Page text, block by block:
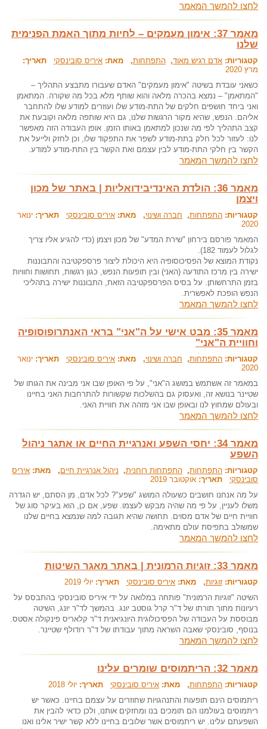
לחצו להמשך המאמר
מאמר 37: אימון מעמקים – לחיות מתוך האמת הפנימית
שלנו
קטגוריות: אדם רגיש מאוד, התפתחות, מאת: איריס סובינסקי תאריך:
מרץ 2020
כשאני עובדת בשיטה "אימון מעמקים" האדם שעבורו מתבצע התהליך –
"המתאמן" – נמצא בהכרה מלאה והוא שותף מלא בכל מה שקורה. המתאמן
ואני ביחד חושפים חלקים של התת-מודע שלו ועוזרים למודע שלו להתחבר
אליהם. הנפש, שהיא מקור הרגשות שלנו, גם היא שותפה מלאה וקובעת את
קצב התהליך לפי מה שנכון למתאמן באותו הזמן. אופן העבודה הזה מאפשר
לנו: לעזור לכל חלק בתת-מודע לשפר את התפקוד שלו, וכן לחזק ולייעל את
הקשר בין חלקי התת-מודע לבין עצמם ואת הקשר בין התת-מודע למודע.
לחצו להמשך המאמר
מאמר 36: הולדת האינדיבידואליות | באתר של מכון
ויצמן
קטגוריות: התפתחות, חברה ושינוי, מאת: איריס סובינסקי תאריך: ינואר
2020
המאמר פורסם בירחון "שירת המדע" של מכון ויצמן (כדי להגיע אליו צריך
לגלול לעמוד 182).
נקודת המוצא של הפסיכוסופיה היא היכולת ליצור פרספקטיבה והתבוננות
ישירה בין מרכז התודﬠה (האני) ובין תופﬠות הנפש, כגון רגשות, תחושות וחוויות
בזמן התרחשותן. ﬠל בסיס הפרספקטיבה הזאת, התבוננות ישירה בתהליכי
הנפש הופכת לאפשרית.
לחצו להמשך המאמר
מאמר 35: מבט אישי על ה"אני" בראי האנתרופוסופיה
וחוויית ה"אני"
קטגוריות: התפתחות, חברה ושינוי, מאת: איריס סובינסקי תאריך: ינואר
2020
במאמר זה אשתמש במושג ה"אני", על פי האופן שבו אני מבינה את הגותו של
שטיינר בנושא זה, ואעסוק גם בהשלכות שקשורות להתרחבות האני בחיינו
ובעולם שמחוץ לנו ובאופן שבו אני מזהה את חוויית האני.
לחצו להמשך המאמר
מאמר 34: יחסי השפע ואנרגיית החיים או אתגר ניהול
השפע
קטגוריות: התפתחות, התפתחות רוחנית, ניהול אנרגיית חיים, מאת: איריס
סובינסקי תאריך: אוקטובר 2019
על מה אנחנו חושבים כשעולה המושג "שפע"? לכל אדם, מן הסתם, יש הגדרה
משלו לעניין, על פי מה שהיה מבקש לעצמו. שפע, אם כן, הוא בעיקר סוג של
חוויית חיים של אדם מסוים. תחושה שהיא תגובה למה שנמצא בחיים שלנו
שמשולב בתפיסת עולם מתאימה.
לחצו להמשך המאמר
מאמר 33: זוגיות הרמונית | באתר מאגר השיטות
קטגוריות: זוגיות, מאת: איריס סובינסקי תאריך: יולי 2019
השיטה "זוגיות הרמונית" פותחה במלואה על ידי איריס סובינסקי בהתבסס על
רעיונות מתוך תורתו של ד"ר קרל גוסטב יונג. בהמשך לד"ר יונג, השיטה
מבוססת על העבודה של הפסיכולוגית היונגיאנית ד"ר קלאריס פינקולה אסטס.
בנוסף, סובינסקי שאבה השראה מתוך עבודתו של ד"ר רודולף שטיינר.
לחצו להמשך המאמר
מאמר 32: הריתמוסים שומרים עלינו
קטגוריות: התפתחות, מאת: איריס סובינסקי תאריך: יולי 2018
ריתמוסים הינם תופעות והתנהגויות שחוזרים על עצמם בחיינו. כאשר יש
ריתמוסים בעולמנו הם תומכים בנו ומחזקים אותנו, ולכן כדאי להבין את
השפעתם עלינו. יש ריתמוסים אשר שלובים בחיינו ללא קשר ישיר אלינו ואנו